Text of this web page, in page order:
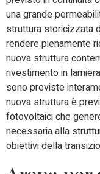
una grande
struttura storicizzata
rendere pienamente
nuova struttura
rivestimento in
sono previste
nuova struttura è
fotovoltaici che
necessaria alla
obiettivi della